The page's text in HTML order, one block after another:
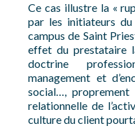
Ce cas illustre la «
par les initiateurs
campus de Saint
effet du prestataire
doctrine
management et
social…,
relationnelle de
culture du client